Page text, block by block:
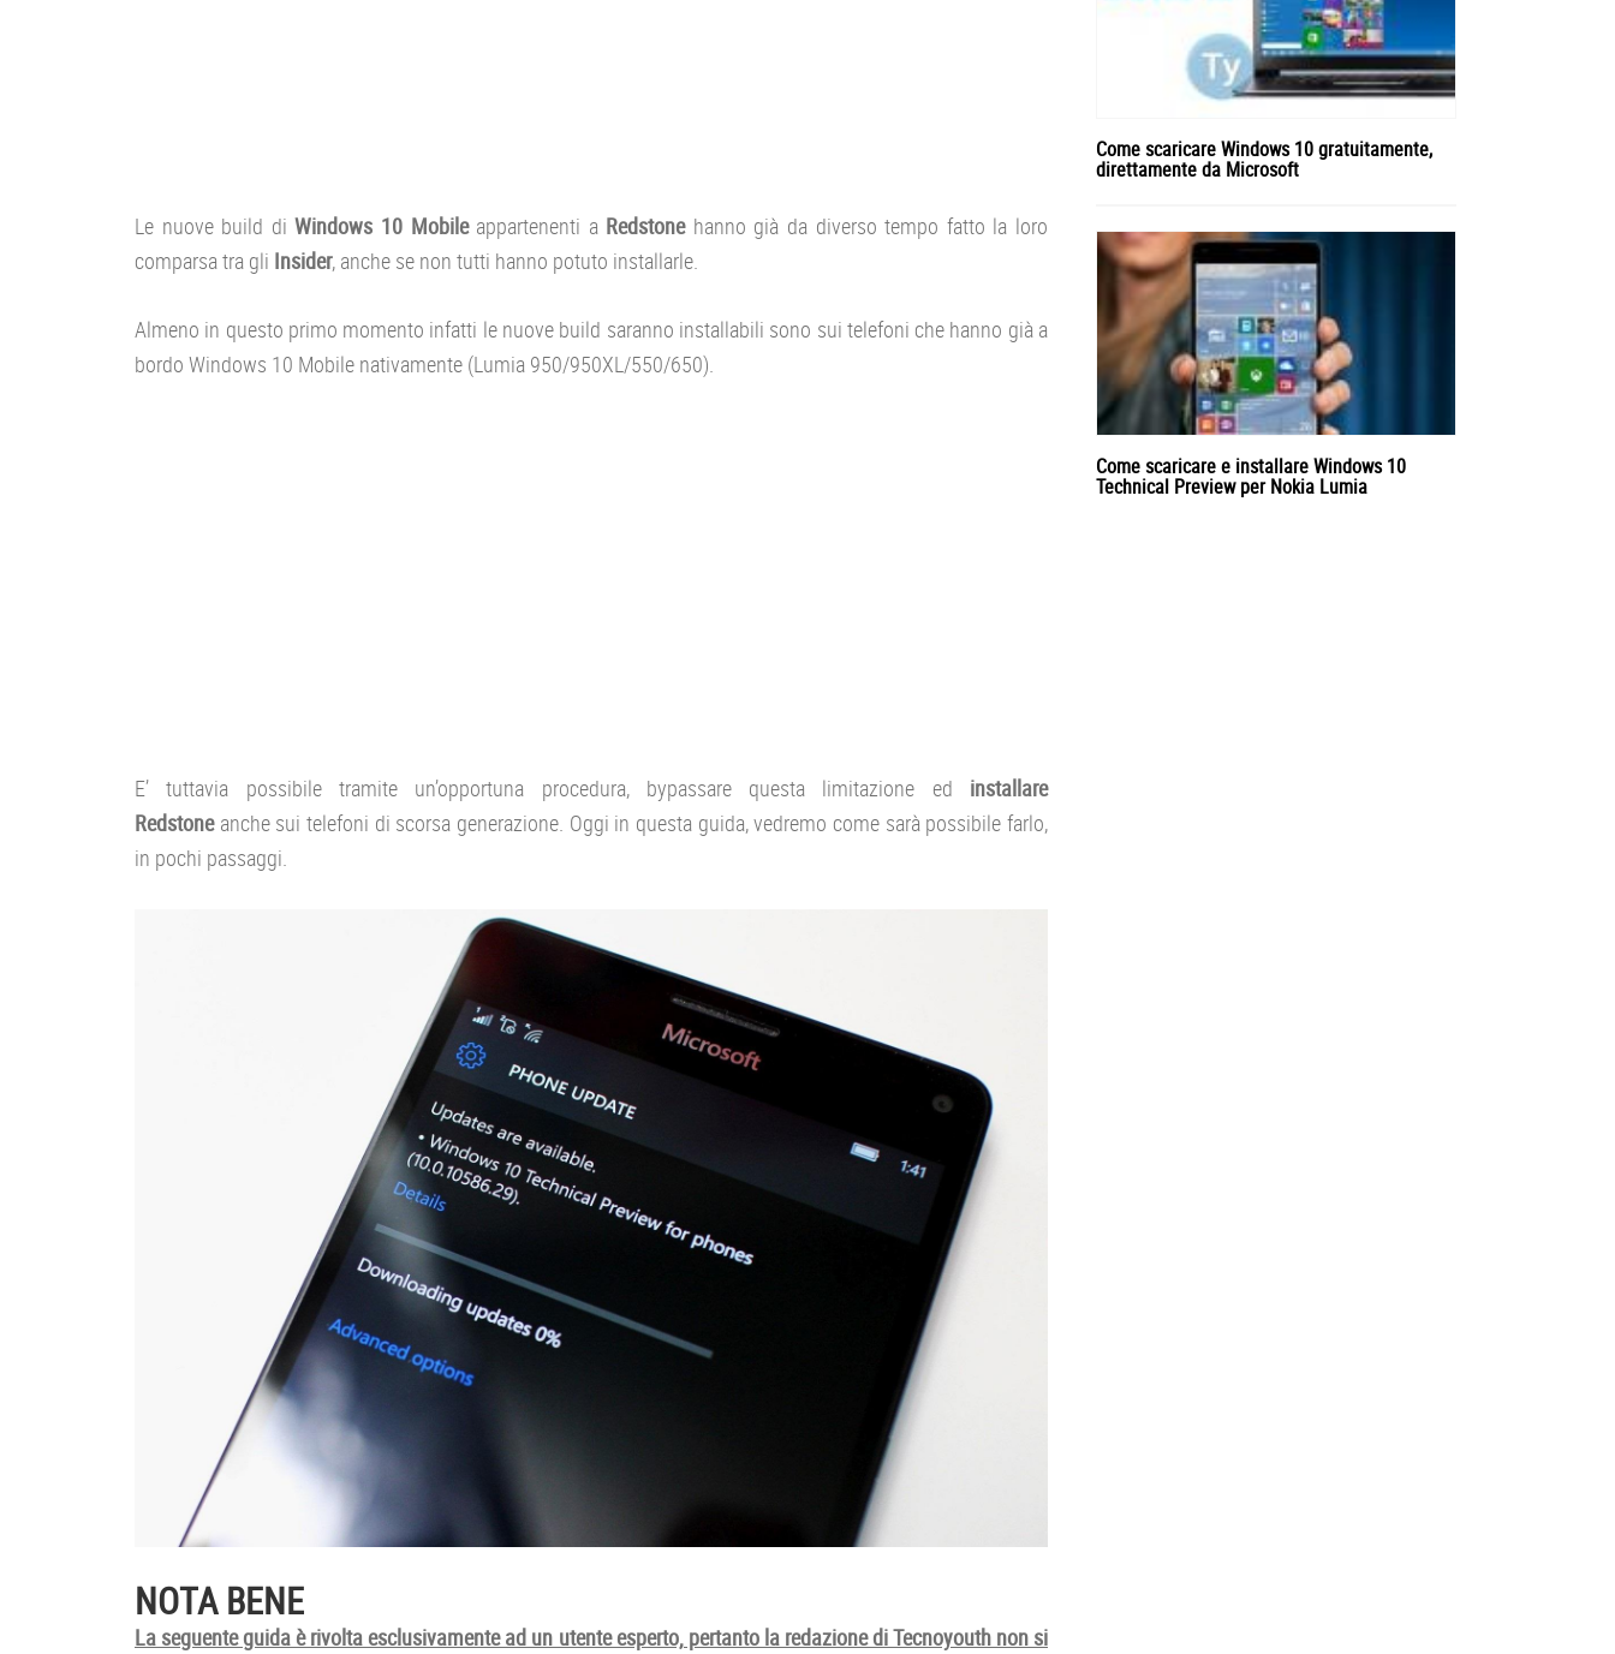
Le nuove build diWindows 10 Mobileappartenenti a Redstonehanno già da diverso tempo fatto la loro
comparsa tra gli Insider, anche se non tutti hanno potuto installarle.
Almeno in questo primo momento infatti le nuove build saranno installabili sono sui telefoni che hanno già a
bordo Windows 10 Mobile nativamente (Lumia 950/950XL/550/650).
E’ tuttavia possibile tramite un’opportuna procedura, bypassare questa limitazione ed installare
Redstoneanche sui telefoni di scorsa generazione. Oggi in questa guida, vedremo come sarà possibile farlo,
in pochi passaggi.
NOTA BENE
La seguente guida è rivolta esclusivamente ad un utente esperto, pertanto la redazione di Tecnoyouth non si
Come scaricare Windows 10 gratuitamente,
direttamente da Microsoft
Come scaricare e installare Windows 10
Technical Preview per Nokia Lumia